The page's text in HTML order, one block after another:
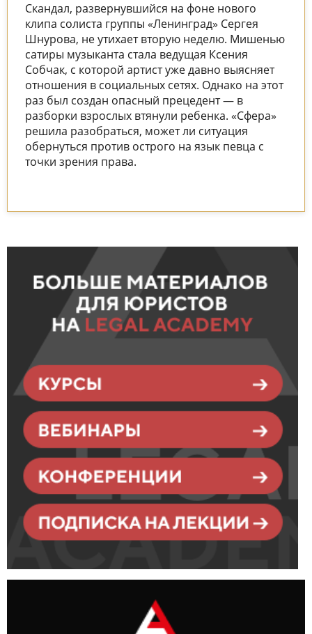
Скандал, развернувшийся на фоне нового
клипа солиста группы «Ленинград» Сергея
Шнурова, не утихает вторую неделю. Мишенью
сатиры музыканта стала ведущая Ксения
Собчак, с которой артист уже давно выясняет
отношения в социальных сетях. Однако на этот
раз был создан опасный прецедент — в
разборки взрослых втянули ребенка. «Сфера»
решила разобраться, может ли ситуация
обернуться против острого на язык певца с
точки зрения права.